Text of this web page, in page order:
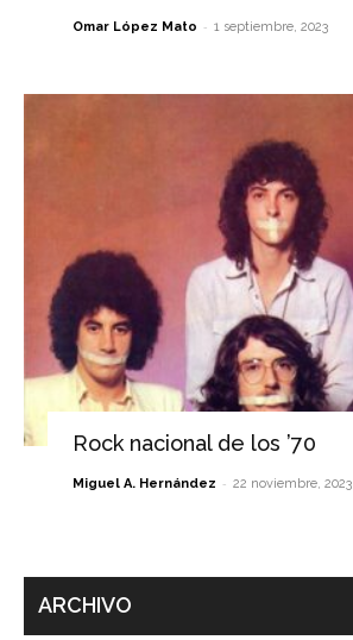
Omar López Mato - 1 septiembre, 2023
Rock nacional de los ’70
Miguel A. Hernández - 22 noviembre, 2023
ARCHIVO